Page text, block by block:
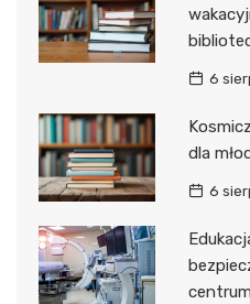
6
dla
6